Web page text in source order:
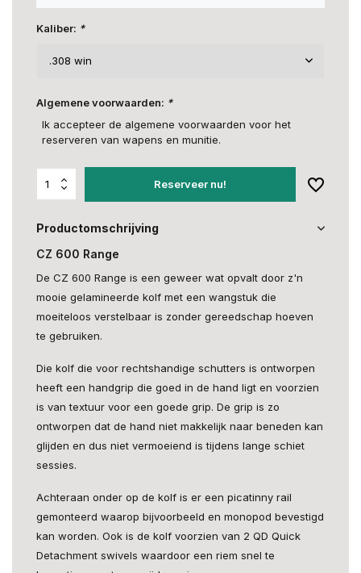
Kaliber: *
Algemene voorwaarden: *
Ik accepteer de algemene voorwaarden voor het
reserveren van wapens en munitie.
Reserveer nu!
Productomschrijving
CZ 600 Range
De CZ 600 Range is een geweer wat opvalt door z'n
mooie gelamineerde kolf met een wangstuk die
moeiteloos verstelbaar is zonder gereedschap hoeven
te gebruiken.
Die kolf die voor rechtshandige schutters is ontworpen
heeft een handgrip die goed in de hand ligt en voorzien
is van textuur voor een goede grip. De grip is zo
ontworpen dat de hand niet makkelijk naar beneden kan
glijden en dus niet vermoeiend is tijdens lange schiet
sessies.
Achteraan onder op de kolf is er een picatinny rail
gemonteerd waarop bijvoorbeeld en monopod bevestigd
kan worden. Ook is de kolf voorzien van 2 QD Quick
Detachment swivels waardoor een riem snel te